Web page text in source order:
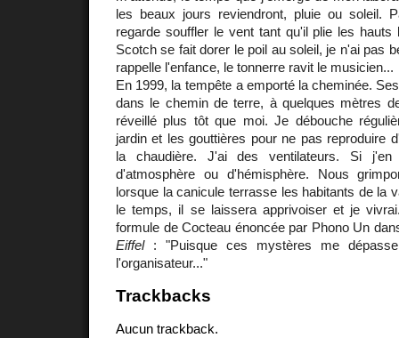
les beaux jours reviendront, pluie ou soleil.
regarde souffler le vent tant qu'il plie les hauts
Scotch se fait dorer le poil au soleil, je n'ai pas
rappelle l'enfance, le tonnerre ravit le musicien...
En 1999, la tempête a emporté la cheminée.
dans le chemin de terre, à quelques mètres
réveillé plus tôt que moi. Je débouche
jardin et les gouttières pour ne pas reproduire
la chaudière. J'ai des ventilateurs. Si
d'atmosphère ou d'hémisphère. Nous
lorsque la canicule terrasse les habitants de la
le temps, il se laissera apprivoiser et je
formule de Cocteau énoncée par Phono Un
Eiffel: "Puisque ces mystères me
l'organisateur..."
Trackbacks
Aucun trackback.